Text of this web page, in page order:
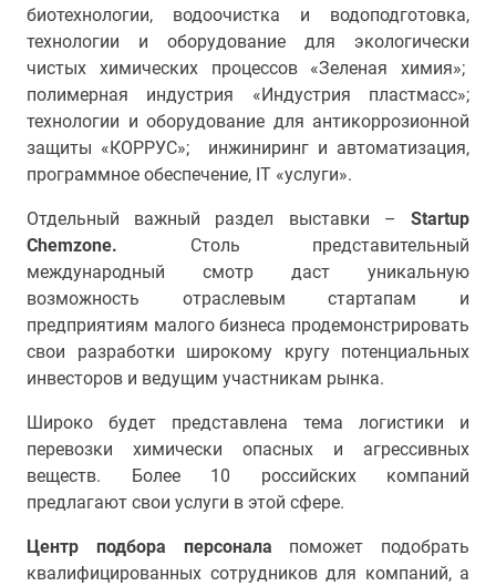
биотехнологии, водоочистка и водоподготовка,
технологии и оборудование для экологически
чистых химических процессов «Зеленая химия»;
полимерная индустрия «Индустрия пластмасс»;
технологии и оборудование для антикоррозионной
защиты «КОРРУС»; инжиниринг и автоматизация,
программное обеспечение, IT «услуги».
Отдельный важный раздел выставки – Startup
Chemzone. Столь представительный
международный смотр даст уникальную
возможность отраслевым стартапам и
предприятиям малого бизнеса продемонстрировать
свои разработки широкому кругу потенциальных
инвесторов и ведущим участникам рынка.
Широко будет представлена тема логистики и
перевозки химически опасных и агрессивных
веществ. Более 10 российских компаний
предлагают свои услуги в этой сфере.
Центр подбора персонала поможет подобрать
квалифицированных сотрудников для компаний, а